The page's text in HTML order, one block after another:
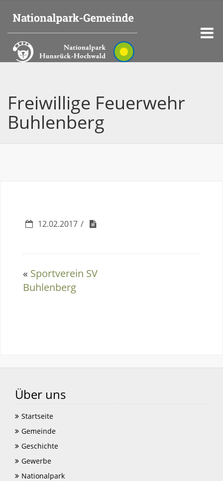
Freiwillige Feuerwehr
Buhlenberg
12.02.2017
« Sportverein SV
Buhlenberg
Über uns
Startseite
Gemeinde
Geschichte
Gewerbe
Nationalpark